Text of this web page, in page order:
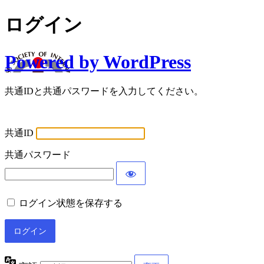
ログイン
Powered by WordPress
共通IDと共通パスワードを入力してください。
共通ID
共通パスワード
ログイン状態を保存する